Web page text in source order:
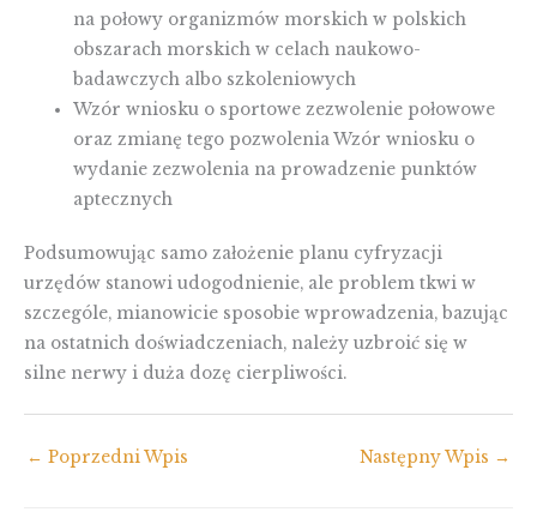
na połowy organizmów morskich w polskich
obszarach morskich w celach naukowo-
badawczych albo szkoleniowych
Wzór wniosku o sportowe zezwolenie połowowe
oraz zmianę tego pozwolenia Wzór wniosku o
wydanie zezwolenia na prowadzenie punktów
aptecznych
Podsumowując samo założenie planu cyfryzacji
urzędów stanowi udogodnienie, ale problem tkwi w
szczególe, mianowicie sposobie wprowadzenia, bazując
na ostatnich doświadczeniach, należy uzbroić się w
silne nerwy i duża dozę cierpliwości.
← Poprzedni Wpis Następny Wpis →